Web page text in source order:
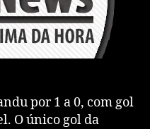
por 1 a 0, com gol
O único gol da